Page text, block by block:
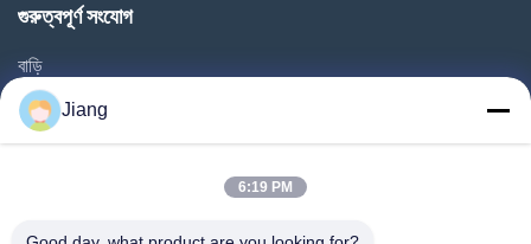
গুরুত্বপূর্ণ সংযোগ
বাড়ি
পণ্য
ভিডিও
আমাদের সম্বন্ধে
Jiang
6:19 PM